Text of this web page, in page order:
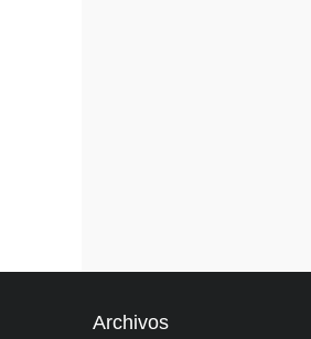
Archivos